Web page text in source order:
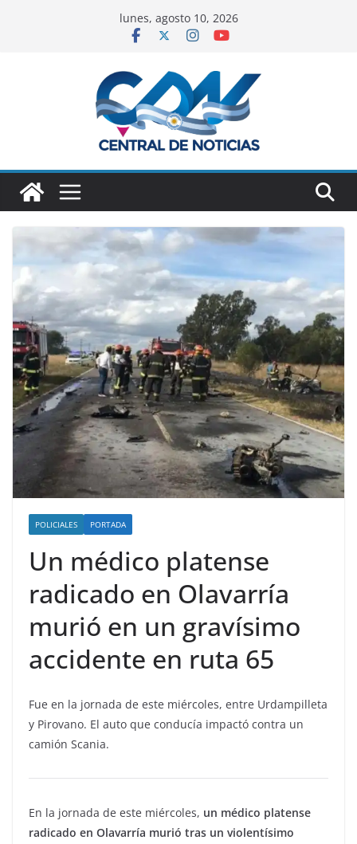
lunes, agosto 10, 2026
POLICIALES PORTADA
Un médico platense
radicado en Olavarría
murió en un gravísimo
accidente en ruta 65
Fue en la jornada de este miércoles, entre Urdampilleta
y Pirovano. El auto que conducía impactó contra un
camión Scania.
En la jornada de este miércoles, un médico platense
radicado en Olavarría murió tras un violentísimo